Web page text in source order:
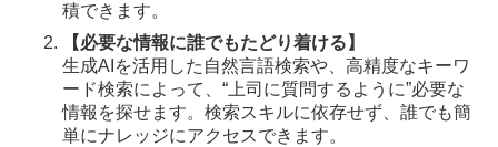
積できます。
【必要な情報に誰でもたどり着ける】
生成AIを活用した自然言語検索や、高精度なキーワ
ード検索によって、“上司に質問するように”必要な
情報を探せます。検索スキルに依存せず、誰でも簡
単にナレッジにアクセスできます。